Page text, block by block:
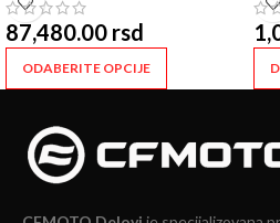
87,480.00 rsd
ODABERITE OPCIJE